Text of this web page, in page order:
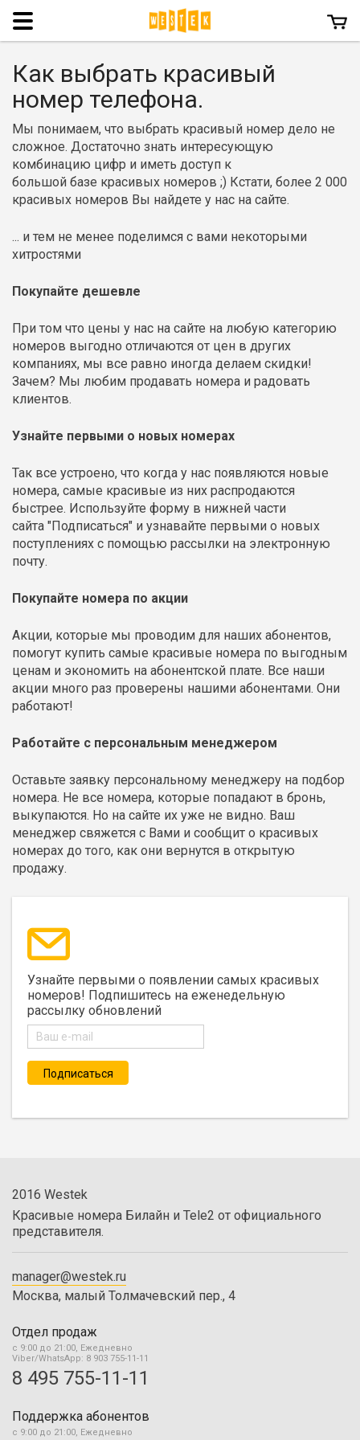
Как выбрать красивый
номер телефона.
Мы понимаем, что выбрать красивый номер дело не
сложное. Достаточно знать интересующую
комбинацию цифр и иметь доступ к
большой базе красивых номеров ;) Кстати, более 2 000
красивых номеров Вы найдете у нас на сайте.
... и тем не менее поделимся с вами некоторыми
хитростями
Покупайте дешевле
При том что цены у нас на сайте на любую категорию
номеров выгодно отличаются от цен в других
компаниях, мы все равно иногда делаем скидки!
Зачем? Мы любим продавать номера и радовать
клиентов.
Узнайте первыми о новых номерах
Так все устроено, что когда у нас появляются новые
номера, самые красивые из них распродаются
быстрее. Используйте форму в нижней части
сайта "Подписаться" и узнавайте первыми о новых
поступлениях с помощью рассылки на электронную
почту.
Покупайте номера по акции
Акции, которые мы проводим для наших абонентов,
помогут купить самые красивые номера по выгодным
ценам и экономить на абонентской плате. Все наши
акции много раз проверены нашими абонентами. Они
работают!
Работайте с персональным менеджером
Оставьте заявку персональному менеджеру на подбор
номера. Не все номера, которые попадают в бронь,
выкупаются. Но на сайте их уже не видно. Ваш
менеджер свяжется с Вами и сообщит о красивых
номерах до того, как они вернутся в открытую
продажу.
Узнайте первыми о появлении самых красивых
номеров! Подпишитесь на еженедельную
рассылку обновлений
2016 Westek
Красивые номера Билайн и Tele2 от официального
представителя.
manager@westek.ru
Москва, малый Толмачевский пер., 4
Отдел продаж
с 9:00 до 21:00, Ежедневно
Viber/WhatsApp: 8 903 755-11-11
8 495 755-11-11
Поддержка абонентов
с 9:00 до 21:00, Ежедневно